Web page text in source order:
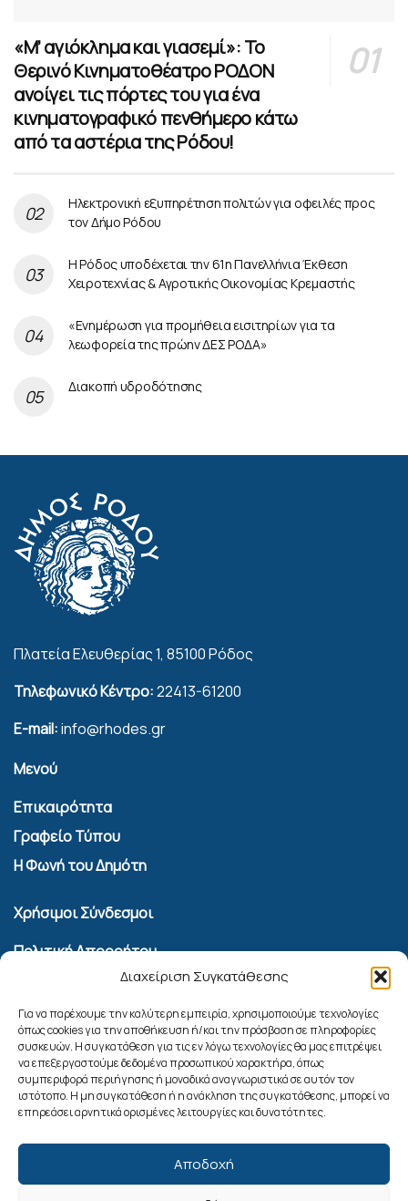
Διαχείριση Συγκατάθεσης
Για να παρέχουμε την καλύτερη εμπειρία, χρησιμοποιούμε τεχνολογίες
όπως cookies για την αποθήκευση ή/και την πρόσβαση σε πληροφορίες
συσκευών. Η συγκατάθεση για τις εν λόγω τεχνολογίες θα μας επιτρέψει
να επεξεργαστούμε δεδομένα προσωπικού χαρακτήρα, όπως
συμπεριφορά περιήγησης ή μοναδικά αναγνωριστικά σε αυτόν τον
ιστότοπο. Η μη συγκατάθεση ή η ανάκληση της συγκατάθεσης, μπορεί να
επηρεάσει αρνητικά ορισμένες λειτουργίες και δυνατότητες.
Αποδοχή
«Μ’ αγιόκλημα και γιασεμί»: Το
Θερινό Κινηματοθέατρο ΡΟΔΟΝ
ανοίγει τις πόρτες του για ένα
κινηματογραφικό πενθήμερο κάτω
από τα αστέρια της Ρόδου!
Ηλεκτρονική εξυπηρέτηση πολιτών για οφειλές προς
τον Δήμο Ρόδου
Η Ρόδος υποδέχεται την 61η Πανελλήνια Έκθεση
Χειροτεχνίας & Αγροτικής Οικονομίας Κρεμαστής
«Ενημέρωση για προμήθεια εισιτηρίων για τα
λεωφορεία της πρώην ΔΕΣ ΡΟΔΑ»
Διακοπή υδροδότησης
Πλατεία Ελευθερίας 1, 85100 Ρόδος
Τηλεφωνικό Κέντρο:22413-61200
E-mail:info@rhodes.gr
Μενού
Επικαιρότητα
Γραφείο Τύπου
Η Φωνή του Δημότη
Χρήσιμοι Σύνδεσμοι
Πολιτική Απορρήτου
Όροι Χρήσης Υπηρεσίας Επικοινωνίας
Πολιτική Cookies (ΕΕ)
Αναζήτηση